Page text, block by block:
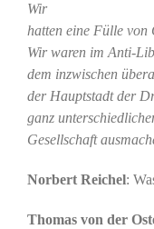
Wir
hatten eine Fülle von
Wir waren im Anti-
dem inzwischen
der Hauptstadt der
ganz
Gesellschaft
Norbert Reichel:
Thomas von der